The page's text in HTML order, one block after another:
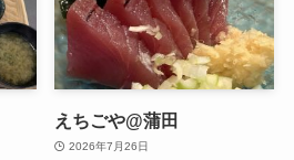
えちごや@蒲田
2026年7月26日